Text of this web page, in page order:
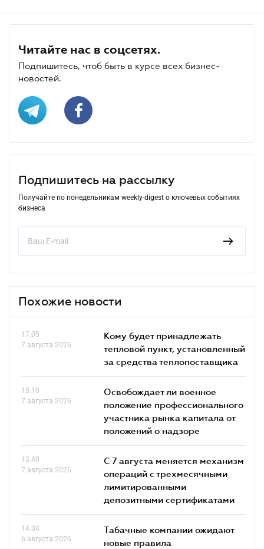
Читайте нас в соцсетях.
Подпишитесь, чтоб быть в курсе всех бизнес-
новостей.
Подпишитесь на рассылку
Получайте по понедельникам weekly-digest о ключевых событиях
бизнеса
Похожие новости
17.05
7 августа 2026
Кому будет принадлежать
тепловой пункт, установленный
за средства теплопоставщика
15.10
7 августа 2026
Освобождает ли военное
положение профессионального
участника рынка капитала от
положений о надзоре
13.40
7 августа 2026
С 7 августа меняется механизм
операций с трехмесячными
лимитированными
депозитными сертификатами
14.04
6 августа 2026
Табачные компании ожидают
новые правила